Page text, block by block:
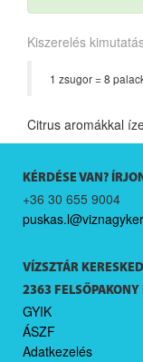
Kiszerelés
1 zsugor = 8
Citrus aromákkal
KÉRDÉSE VAN?
+36 30 655 9004
VÍZSZTÁR
2363
GYIK
ÁSZF
Adatkezelés